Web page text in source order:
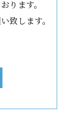
ります。
致します。